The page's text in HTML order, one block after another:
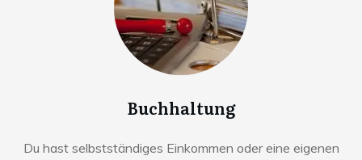
Buchhaltung
Du hast selbstständiges Einkommen oder eine eigenen